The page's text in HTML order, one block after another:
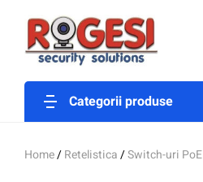
Categorii produse
Home/Retelistica/Switch-uri PoE